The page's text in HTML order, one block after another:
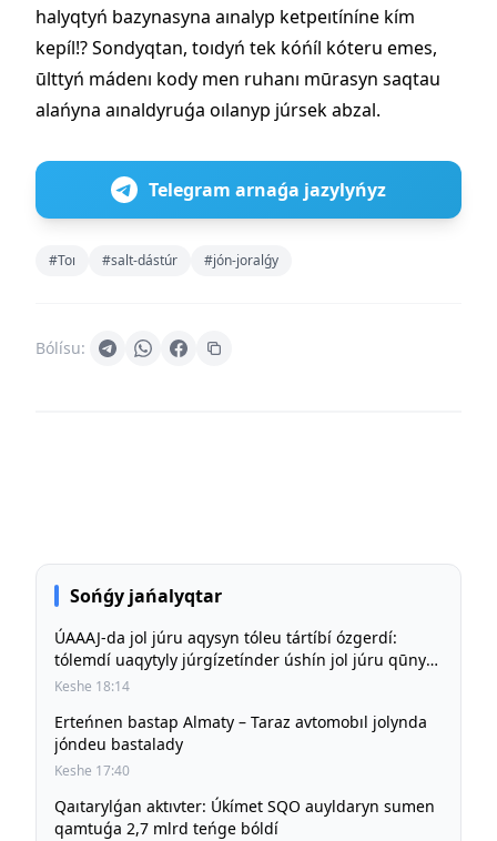
halyqtyń bazynasyna aınalyp ketpeıtíníne kím
kepíl!? Sondyqtan, toıdyń tek kóńíl kóteru emes,
ūlttyń mádenı kody men ruhanı mūrasyn saqtau
alańyna aınaldyruǵa oılanyp júrsek abzal.
Telegram arnaǵa jazylyńyz
#Toı #salt-dástúr #jón-joralǵy
Bólísu:
Sońǵy jańalyqtar
ÚAAAJ-da jol júru aqysyn tóleu tártíbí ózgerdí:
tólemdí uaqytyly júrgízetínder úshín jol júru qūny
būrynǵy deńgeıde saqtalady
Keshe 18:14
Erteńnen bastap Almaty – Taraz avtomobıl jolynda
jóndeu bastalady
Keshe 17:40
Qaıtarylǵan aktıvter: Úkímet SQO auyldaryn sumen
qamtuǵa 2,7 mlrd teńge bóldí